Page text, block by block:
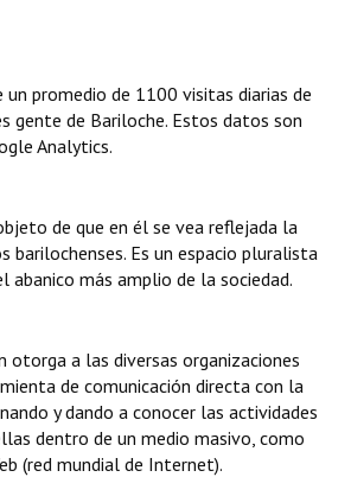
Públicas
promedio de 1100 visitas diarias de
gente de Bariloche. Estos datos son
Analytics.
de que en él se vea reflejada la
barilochenses. Es un espacio pluralista
abanico más amplio de la sociedad.
otorga a las diversas organizaciones
de comunicación directa con la
y dando a conocer las actividades
dentro de un medio masivo, como
(red mundial de Internet).